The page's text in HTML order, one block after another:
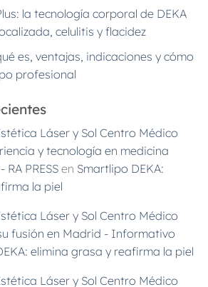
la tecnología corporal de DEKA
celulitis y flacidez
es, ventajas, indicaciones y cómo
profesional
Láser y Sol Centro Médico
y tecnología en medicina
PRESS en Smartlipo DEKA:
la piel
Láser y Sol Centro Médico
fusión en Madrid - Informativo
elimina grasa y reafirma la piel
Láser y Sol Centro Médico